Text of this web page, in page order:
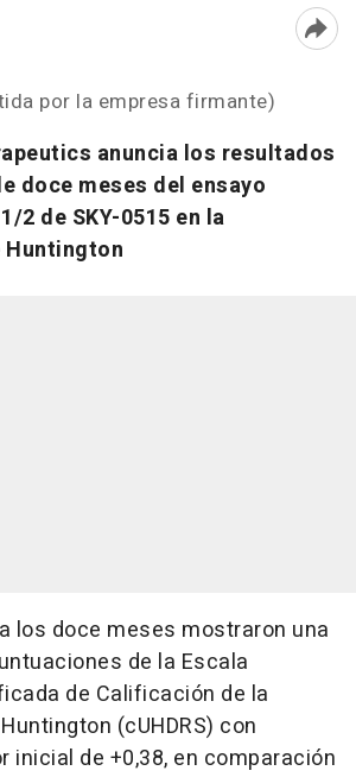
por la empresa firmante)
anuncia los resultados
doce meses del ensayo
2 de SKY-0515 en la
Huntington
los doce meses mostraron una
de la Escala
de Calificación de la
(cUHDRS) con
inicial de +0,38, en comparación